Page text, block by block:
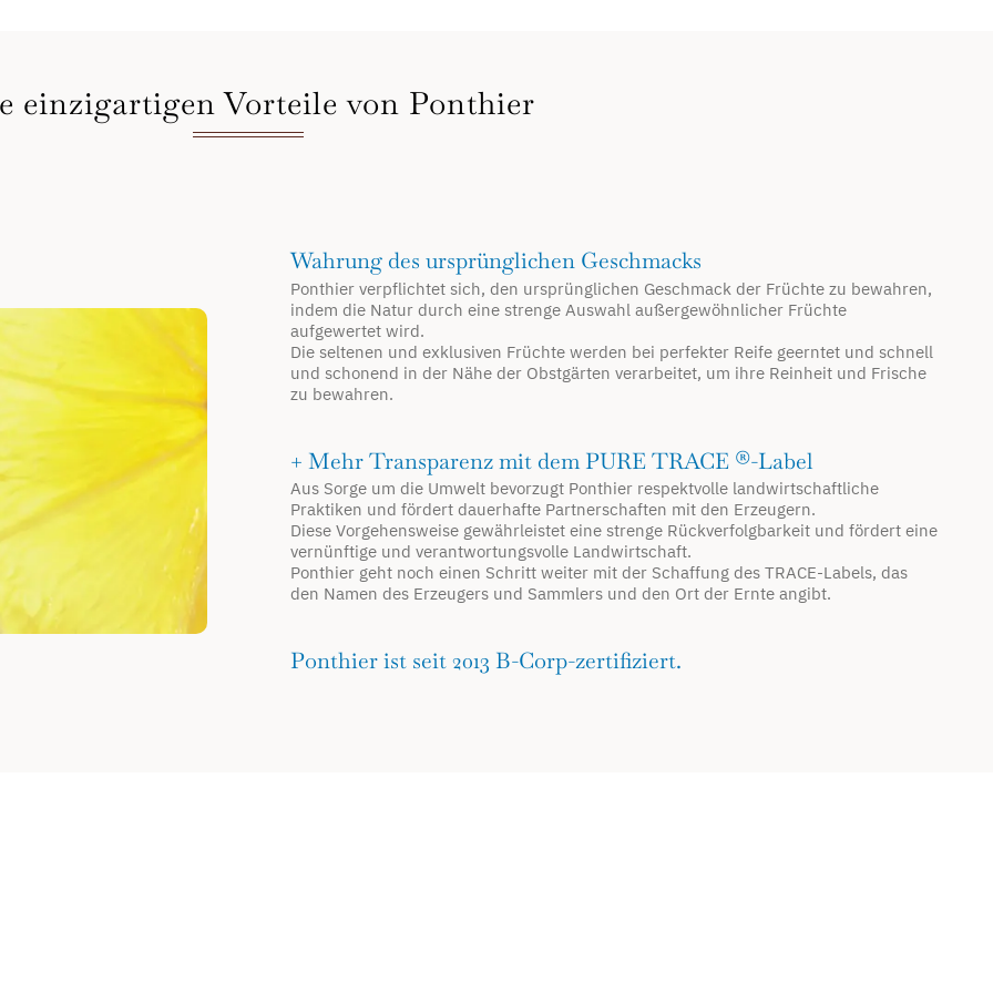
einzigartigen Vorteile von Ponthier
Wahrung des ursprünglichen Geschmacks
Ponthier verpflichtet sich, den ursprünglichen Geschmack der Früchte zu bewahren,
indem die Natur durch eine strenge Auswahl außergewöhnlicher Früchte
aufgewertet wird.
Die seltenen und exklusiven Früchte werden bei perfekter Reife geerntet und schnell
und schonend in der Nähe der Obstgärten verarbeitet, um ihre Reinheit und Frische
zu bewahren.
+ Mehr Transparenz mit dem PURE TRACE ®-Label
Aus Sorge um die Umwelt bevorzugt Ponthier respektvolle landwirtschaftliche
Praktiken und fördert dauerhafte Partnerschaften mit den Erzeugern.
Diese Vorgehensweise gewährleistet eine strenge Rückverfolgbarkeit und fördert eine
vernünftige und verantwortungsvolle Landwirtschaft.
Ponthier geht noch einen Schritt weiter mit der Schaffung des TRACE-Labels, das
den Namen des Erzeugers und Sammlers und den Ort der Ernte angibt.
Ponthier ist seit 2013 B-Corp-zertifiziert.